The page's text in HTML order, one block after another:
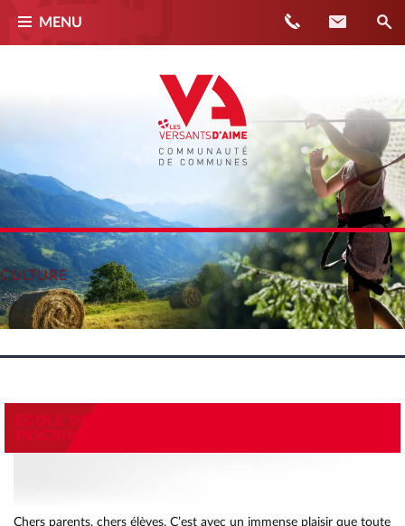
Téléphone Contact
MENU
CULTURE
ECOLE DE MUSIQUE, THEATRE, DANSE
INSCRIPTIONS 2020-2021
Chers parents, chers élèves, C’est avec un immense plaisir que toute